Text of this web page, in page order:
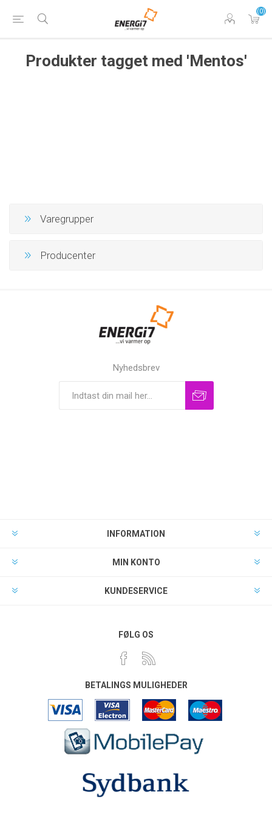
(0)
Produkter tagget med 'Mentos'
Varegrupper
Producenter
Nyhedsbrev
INFORMATION
MIN KONTO
KUNDESERVICE
FØLG OS
BETALINGS MULIGHEDER